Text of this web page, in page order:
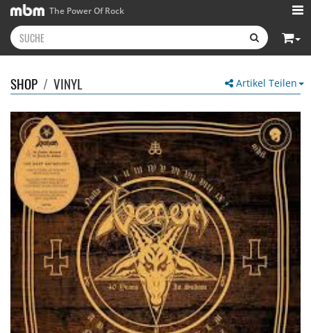
The Power Of Rock
Artikel Teilen
SHOP / VINYL